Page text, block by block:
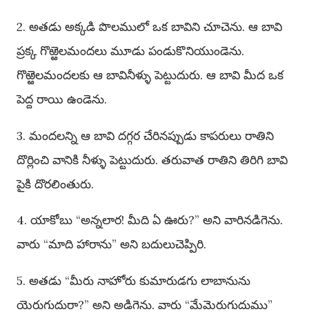
2. అతడు అక్కడి పొలములో ఒక బావిని చూచెను. ఆ బావి
ప్రక్క గొఱ్ఱెలమందలు మూడు పండుకొనియుండెను.
గొఱ్ఱెలమందలకు ఆ బావినీళ్ళు పెట్టుదురు. ఆ బావి మీద ఒక
పెద్ద రాయి ఉండెను.
3. మందలన్ని ఆ బావి దగ్గర చేరినప్పుడు కాపరులు రాతిని
దొర్లించి వానికి నీళ్ళు పెట్టుదురు. తరువాత రాతిని తిరిగి బావి
పైకి దొరలింతురు.
4. యాకోబు “అన్నలార! మీది ఏ ఊరు?” అని వారినడిగెను.
వారు “మాది హారాను” అని బదులుచెప్పిరి.
5. అతడు “మీరు నాహోరు కుమారుడగు లాబానును
యెరుగుదురా?” అని అడిగెను. వారు “మేమెరుగుదుము”